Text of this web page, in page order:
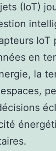
(IoT)
IoT
en
la